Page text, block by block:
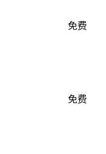
免费
免费